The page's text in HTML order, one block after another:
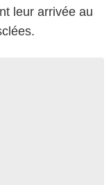
leur arrivée au